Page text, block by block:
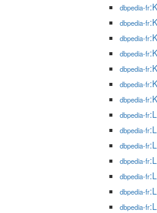
dbpedia-fr
dbpedia-fr
dbpedia-fr
dbpedia-fr
dbpedia-fr
dbpedia-fr
dbpedia-fr
dbpedia-fr
dbpedia-fr
dbpedia-fr
dbpedia-fr
dbpedia-fr
dbpedia-fr
dbpedia-fr